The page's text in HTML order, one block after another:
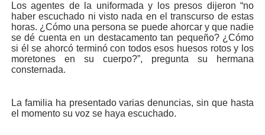
Los agentes de la uniformada y los presos dijeron “no
haber escuchado ni visto nada en el transcurso de estas
horas. ¿Cómo una persona se puede ahorcar y que nadie
se dé cuenta en un destacamento tan pequeño? ¿Cómo
si él se ahorcó terminó con todos esos huesos rotos y los
moretones en su cuerpo?”, pregunta su hermana
consternada.
La familia ha presentado varias denuncias, sin que hasta
el momento su voz se haya escuchado.